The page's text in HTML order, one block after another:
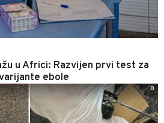
u Africi: Razvijen prvi test za
ebole
0